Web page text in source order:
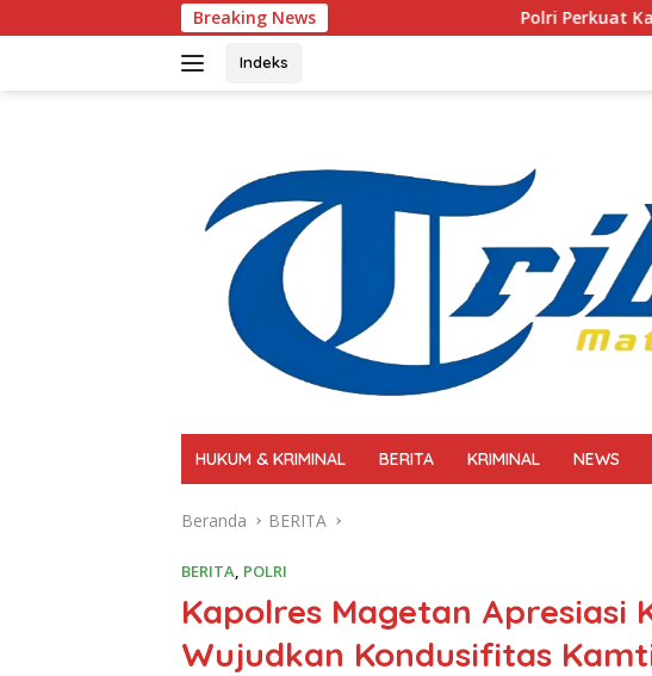
ke
Breaking News Polri Perkuat Kapasitas Personel
Indeks
HUKUM & KRIMINAL BERITA KRIMINAL NEWS
Beranda BERITA
BERITA, POLRI
Kapolres Magetan Apresiasi
Wujudkan Kondusifitas